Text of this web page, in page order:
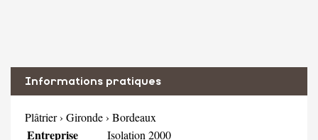
Informations pratiques
Plâtrier› Gironde› Bordeaux
Entreprise Isolation 2000